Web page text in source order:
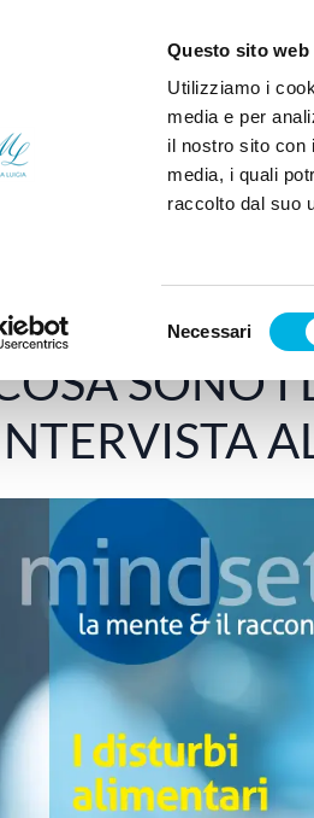
Questo sito
Utilizziamo i
media e per
il nostro sito con
media, i quali
raccolto dal suo
Necessari
Gennaio 2026 DISTURBI DELLA
SONO I